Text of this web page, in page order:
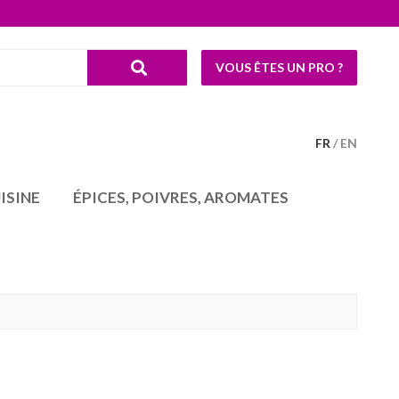
FR EN
VOUS ÊTES UN PRO ?
ÉPICES, POIVRES, AROMATES